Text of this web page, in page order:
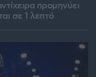
προμηνύει
σε 1 λεπτό